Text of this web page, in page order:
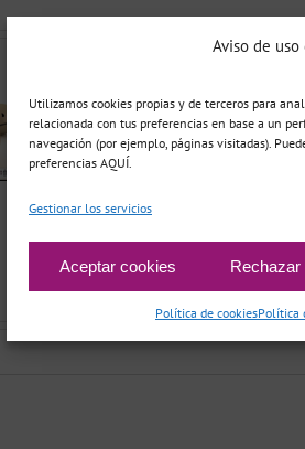
Aviso de
Utilizamos cookies propias y de terceros para
relacionada con tus preferencias en base a un
navegación (por ejemplo, páginas visitadas).
preferencias AQUÍ.
Gestionar los servicios
Aceptar cookies Rechazar
Política de cookiesPolítica
Gestión
Malestar